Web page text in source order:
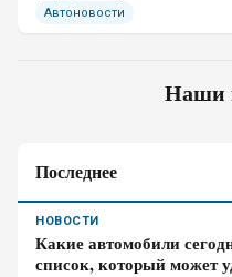
рассчитаны именно на
Автоновости
Наши
Последнее
НОВОСТИ
Какие автомобили
список, который может